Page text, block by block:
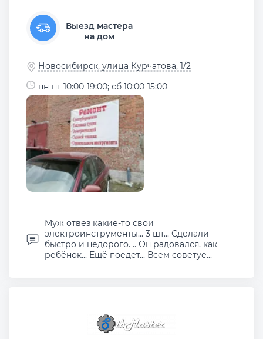
Выезд мастера
на дом
Новосибирск, улица Курчатова, 1/2
пн-пт 10:00-19:00; сб 10:00-15:00
Муж отвёз какие-то свои
электроинструменты... 3 шт... Сделали
быстро и недорого. .. Он радовался, как
ребёнок... Ещё поедет... Всем советуе...